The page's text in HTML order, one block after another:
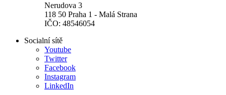
Nerudova 3
118 50 Praha 1 - Malá Strana
IČO: 48546054
Socialní sítě
Youtube
Twitter
Facebook
Instagram
LinkedIn